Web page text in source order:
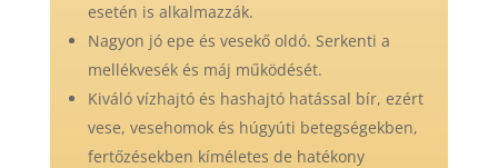
esetén is alkalmazzák.
Nagyon jó epe és vesekő oldó. Serkenti a
mellékvesék és máj működését.
Kiváló vízhajtó és hashajtó hatással bír, ezért
vese, vesehomok és húgyúti betegségekben,
fertőzésekben kíméletes de hatékony